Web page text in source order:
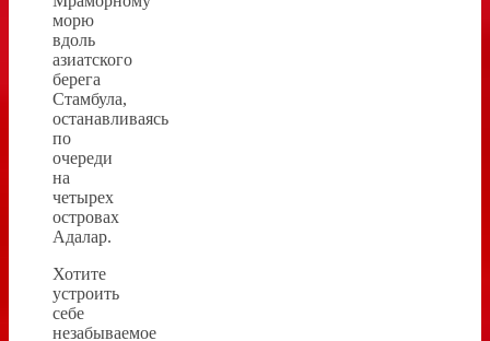
морю
вдоль
азиатского
берега
Стамбула,
останавливаясь
по
очереди
на
четырех
островах
Адалар.
Хотите
устроить
себе
незабываемое